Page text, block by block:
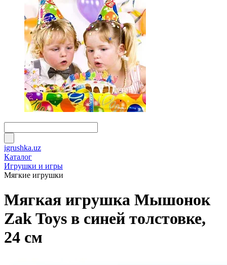
igrushka.uz
Каталог
Игрушки и игры
Мягкие игрушки
Мягкая игрушка Мышонок
Zak Toys в синей толстовке,
24 см